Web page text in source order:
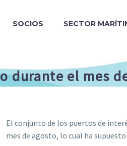
SOCIOS SECTOR
durante el mes
El conjunto de los puertos de
mes de agosto, lo cual ha